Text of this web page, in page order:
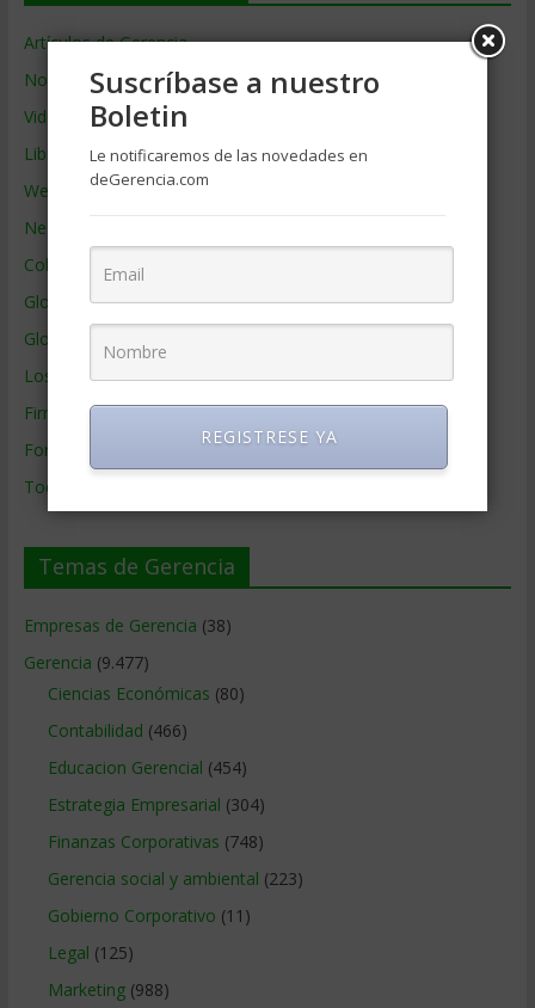
Artículos de Gerencia
Noticias de Gerencia
Videos de Gerencia
Libros de Gerencia
Webs de Gerencia
Negocios por País
Colaboradores de Gerencia
Glosario
Glosario Inglés – Español
Los mejores MBA
Firmas de Gerencia
Formación de Gerencia
Todos los Temas
Temas de Gerencia
Empresas de Gerencia (38)
Gerencia (9.477)
Ciencias Económicas (80)
Contabilidad (466)
Educacion Gerencial (454)
Estrategia Empresarial (304)
Finanzas Corporativas (748)
Gerencia social y ambiental (223)
Gobierno Corporativo (11)
Legal (125)
Marketing(988)
Suscríbase a nuestro
Boletin
Le notificaremos de las novedades en
deGerencia.com
REGISTRESE YA